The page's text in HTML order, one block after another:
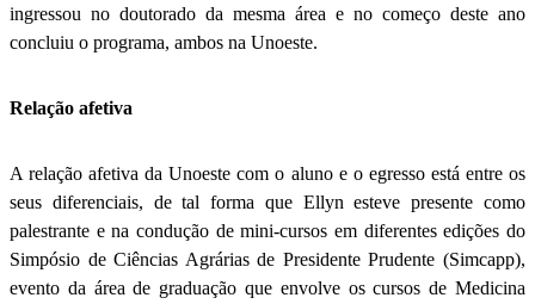
ingressou no doutorado da mesma área e no começo deste ano
concluiu o programa, ambos na Unoeste.
Relação afetiva
A relação afetiva da Unoeste com o aluno e o egresso está entre os
seus diferenciais, de tal forma que Ellyn esteve presente como
palestrante e na condução de mini-cursos em diferentes edições do
Simpósio de Ciências Agrárias de Presidente Prudente (Simcapp),
evento da área de graduação que envolve os cursos de Medicina